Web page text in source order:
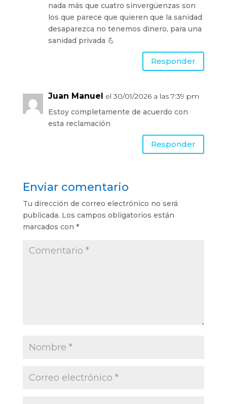
nada más que cuatro sinvergüenzas son
los que parece que quieren que la sanidad
desaparezca no tenemos dinero, para una
sanidad privada 💪
Responder
Juan Manuel el 30/01/2026 a las 7:39 pm
Estoy completamente de acuerdo con
esta reclamación
Responder
Enviar comentario
Tu dirección de correo electrónico no será
publicada. Los campos obligatorios están
marcados con *